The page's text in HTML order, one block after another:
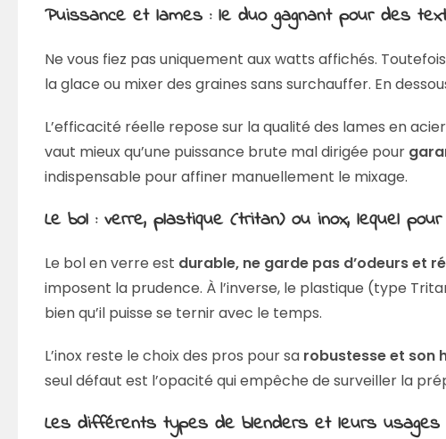
Puissance et lames : le duo gagnant pour des
Ne vous fiez pas uniquement aux watts affichés.
la glace ou mixer des graines sans surchauffer. En
L’efficacité réelle repose sur la qualité des lames en
vaut mieux qu’une puissance brute mal dirigée pour
indispensable pour affiner manuellement le mixage.
Le bol : verre, plastique (tritan) ou inox, lequel
Le bol en verre est durable, ne garde pas d’odeurs et
imposent la prudence. À l’inverse, le plastique (type
bien qu’il puisse se ternir avec le temps.
L’inox reste le choix des pros pour sa robustesse et son
seul défaut est l’opacité qui empêche de surveiller la
Les différents types de blenders et leurs usages